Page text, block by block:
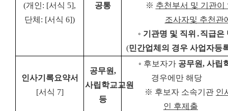
(개인: [서식 5],
단체 : [서식 6])
공통
※ 추천부서 및 기관
조사자및 추천관
◦ 기관명 및 직위 ․직급은
(민간업체의 경우 사업자등
인사기록요약서
[서식 7]
공무원,
사립학교교원
등
◦ 후보자가 공무원,사립
경우에만 해당
※ 후보자 소속기관 인
인 후제출